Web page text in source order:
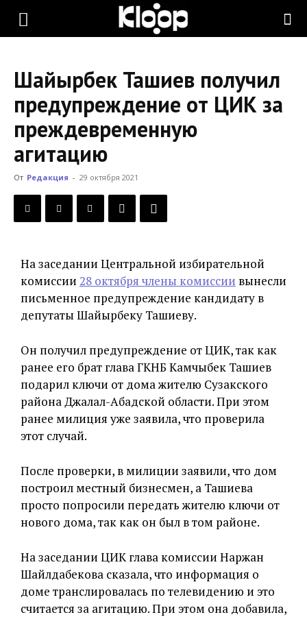
KLOOP.KG
Новости
Кыргызстана
Шайырбек Ташиев получил
предупреждение от ЦИК за
преждевременную
агитацию
От Редакция - 29 октября 2021
На заседании Центральной избирательной
комиссии 28 октября члены комиссии вынесли
письменное предупреждение кандидату в
депутаты Шайырбеку Ташиеву.
Он получил предупреждение от ЦИК, так как
ранее его брат глава ГКНБ Камчыбек Ташиев
подарил ключи от дома жителю Сузакского
района Джалал-Абадской области. При этом
ранее милиция уже заявила, что проверила
этот случай.
После проверки, в милиции заявили, что дом
построил местный бизнесмен, а Ташиева
просто попросили передать жителю ключи от
нового дома, так как он был в том районе.
На заседании ЦИК глава комиссии Наржан
Шайлдабекова сказала, что информация о
доме транслировалась по телевидению и это
считается за агитацию. При этом она добавила,